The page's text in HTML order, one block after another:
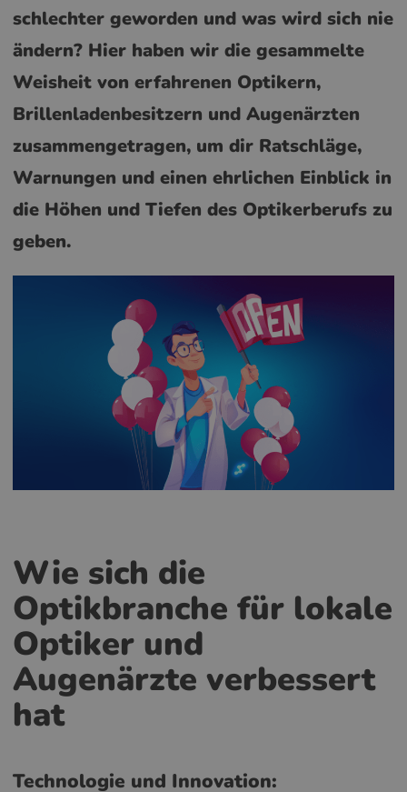
schlechter geworden und was wird sich nie
ändern? Hier haben wir die gesammelte
Weisheit von erfahrenen Optikern,
Brillenladenbesitzern und Augenärzten
zusammengetragen, um dir Ratschläge,
Warnungen und einen ehrlichen Einblick in
die Höhen und Tiefen des Optikerberufs zu
geben.
Wie sich die
Optikbranche für lokale
Optiker und
Augenärzte verbessert
hat
Technologie und Innovation: